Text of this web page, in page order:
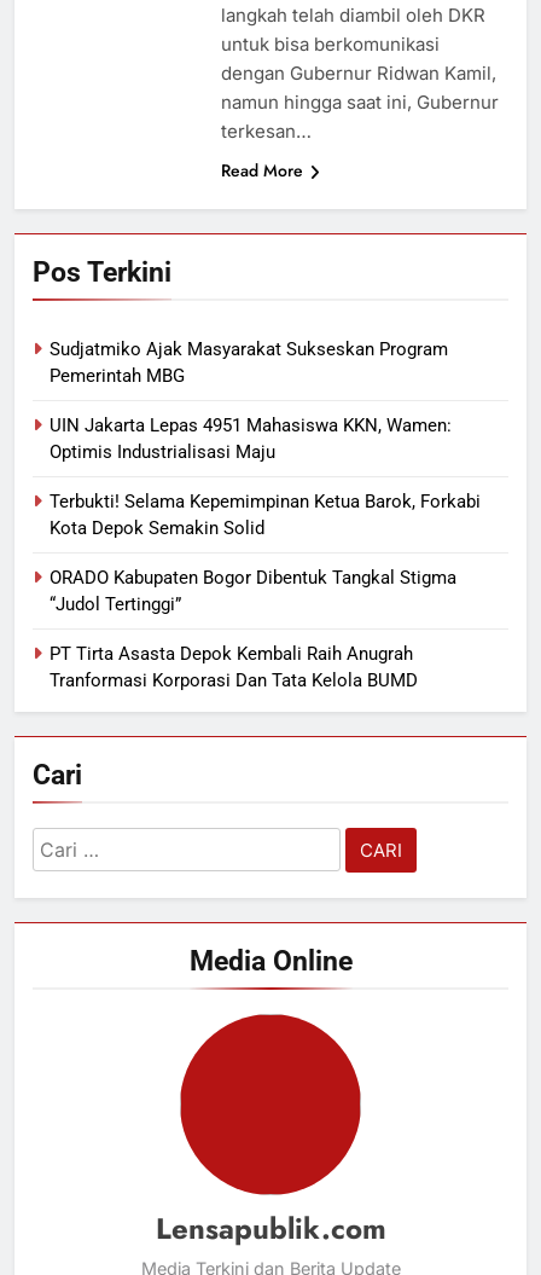
langkah telah diambil oleh DKR
untuk bisa berkomunikasi
dengan Gubernur Ridwan Kamil,
namun hingga saat ini, Gubernur
terkesan…
Read More
Pos Terkini
Sudjatmiko Ajak Masyarakat Sukseskan Program
Pemerintah MBG
UIN Jakarta Lepas 4951 Mahasiswa KKN, Wamen:
Optimis Industrialisasi Maju
Terbukti! Selama Kepemimpinan Ketua Barok, Forkabi
Kota Depok Semakin Solid
ORADO Kabupaten Bogor Dibentuk Tangkal Stigma
“Judol Tertinggi”
PT Tirta Asasta Depok Kembali Raih Anugrah
Tranformasi Korporasi Dan Tata Kelola BUMD
Cari
Cari
untuk:
Media Online
Lensapublik.com
Media Terkini dan Berita Update